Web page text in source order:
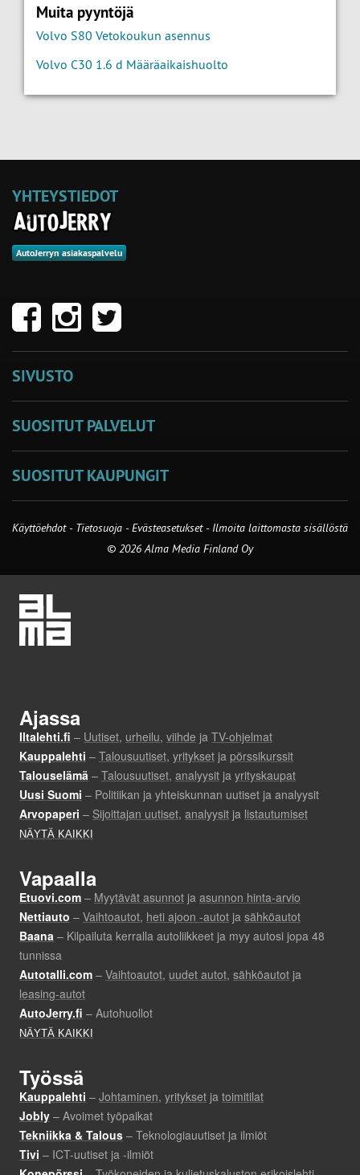
Muita pyyntöjä
Volvo S80 Vetokoukun asennus
Volvo C30 1.6 d Määräaikaishuolto
YHTEYSTIEDOT
AutoJerryn asiakaspalvelu
SIVUSTO
SUOSITUT PALVELUT
SUOSITUT KAUPUNGIT
Käyttöehdot - Tietosuoja -Evästeasetukset- Ilmoita laittomasta sisällöstä
© 2026 Alma Media Finland Oy